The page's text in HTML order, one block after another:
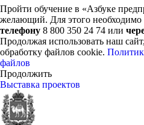
Пройти обучение в «Азбуке
желающий. Для этого необходимо
телефону 8 800 350 24 74 или
Продолжая использовать наш
обработку файлов cookie.
файлов
Продолжить
Выставка проектов